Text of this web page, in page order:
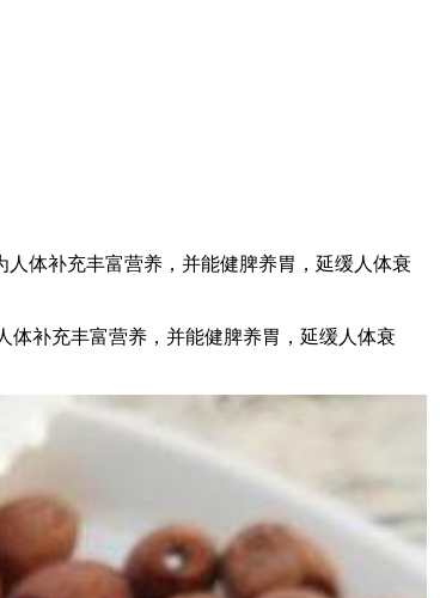
体补充丰富营养，并能健脾养胃，延缓人体衰
体补充丰富营养，并能健脾养胃，延缓人体衰